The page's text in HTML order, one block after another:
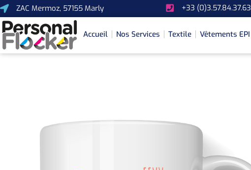
ZAC Mermoz, 57155 Marly +33 (0)3.57.84.37.63
Accueil Nos Services Textile Vêtements EPI